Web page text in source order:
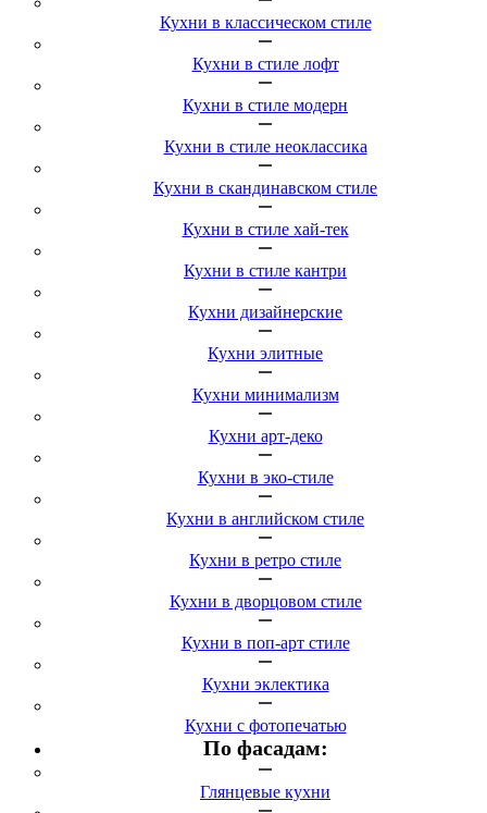
Кухни в классическом стиле
Кухни в стиле лофт
Кухни в стиле модерн
Кухни в стиле неоклассика
Кухни в скандинавском стиле
Кухни в стиле хай-тек
Кухни в стиле кантри
Кухни дизайнерские
Кухни элитные
Кухни минимализм
Кухни арт-деко
Кухни в эко-стиле
Кухни в английском стиле
Кухни в ретро стиле
Кухни в дворцовом стиле
Кухни в поп-арт стиле
Кухни эклектика
Кухни с фотопечатью
По фасадам:
Глянцевые кухни